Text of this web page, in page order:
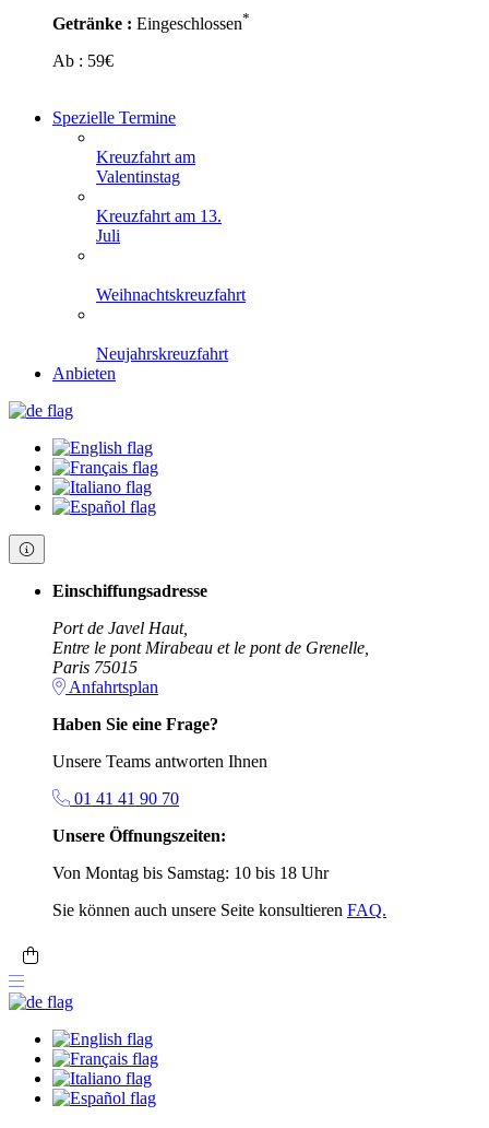
Getränke : Eingeschlossen*
Ab : 59€
Spezielle Termine
Kreuzfahrt am
Valentinstag
Kreuzfahrt am 13.
Juli
Weihnachtskreuzfahrt
Neujahrskreuzfahrt
Anbieten
Einschiffungsadresse
Port de Javel Haut,
Entre le pont Mirabeau et le pont de Grenelle,
Paris 75015
Anfahrtsplan
Haben Sie eine Frage?
Unsere Teams antworten Ihnen
01 41 41 90 70
Unsere Öffnungszeiten:
Von Montag bis Samstag: 10 bis 18 Uhr
Sie können auch unsere Seite konsultieren FAQ.